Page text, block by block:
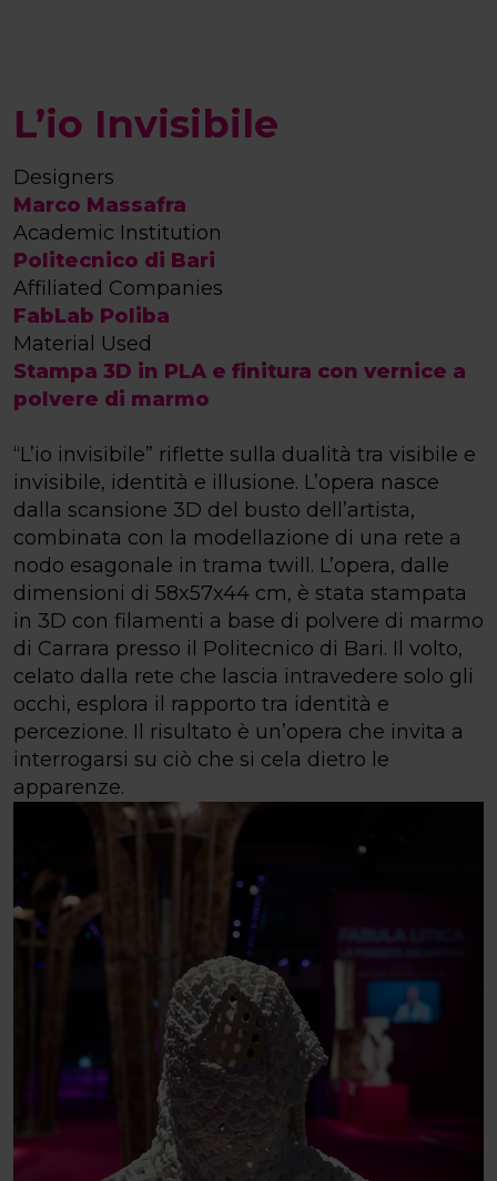
L’io Invisibile
Designers
Marco Massafra
Academic Institution
Politecnico di Bari
Affiliated Companies
FabLab Poliba
Material Used
Stampa 3D in PLA e finitura con vernice a
polvere di marmo
“L’io invisibile” riflette sulla dualità tra visibile e
invisibile, identità e illusione. L’opera nasce
dalla scansione 3D del busto dell’artista,
combinata con la modellazione di una rete a
nodo esagonale in trama twill. L’opera, dalle
dimensioni di 58x57x44 cm, è stata stampata
in 3D con filamenti a base di polvere di marmo
di Carrara presso il Politecnico di Bari. Il volto,
celato dalla rete che lascia intravedere solo gli
occhi, esplora il rapporto tra identità e
percezione. Il risultato è un’opera che invita a
interrogarsi su ciò che si cela dietro le
apparenze.